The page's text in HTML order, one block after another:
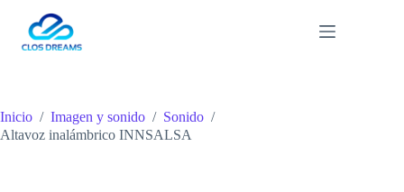
contenido
Inicio / Imagen y sonido / Sonido /
Altavoz inalámbrico INNSALSA